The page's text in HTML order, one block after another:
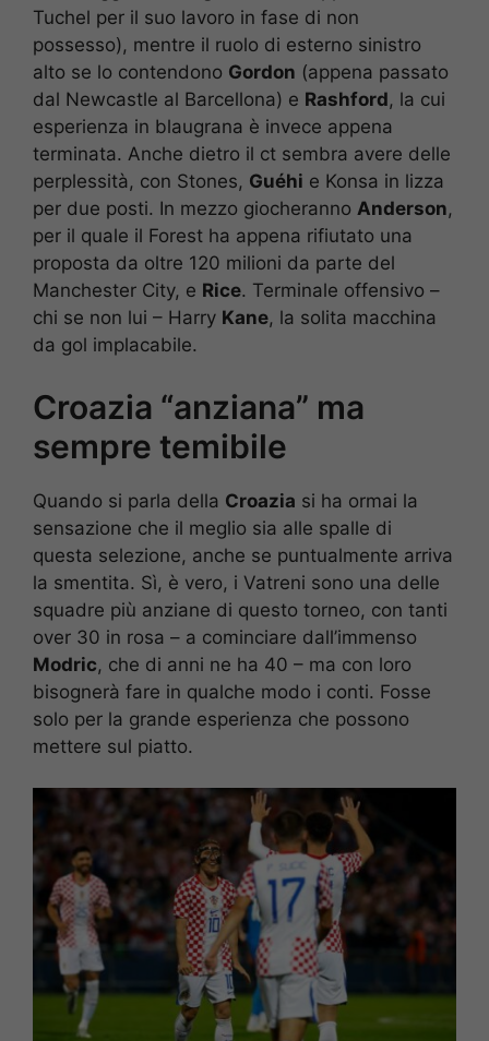
Tuchel per il suo lavoro in fase di non
possesso), mentre il ruolo di esterno sinistro
alto se lo contendono Gordon (appena passato
dal Newcastle al Barcellona) e Rashford, la cui
esperienza in blaugrana è invece appena
terminata. Anche dietro il ct sembra avere delle
perplessità, con Stones, Guéhi e Konsa in lizza
per due posti. In mezzo giocheranno Anderson,
per il quale il Forest ha appena rifiutato una
proposta da oltre 120 milioni da parte del
Manchester City, e Rice. Terminale offensivo –
chi se non lui – Harry Kane, la solita macchina
da gol implacabile.
Croazia “anziana” ma
sempre temibile
Quando si parla della Croazia si ha ormai la
sensazione che il meglio sia alle spalle di
questa selezione, anche se puntualmente arriva
la smentita. Sì, è vero, i Vatreni sono una delle
squadre più anziane di questo torneo, con tanti
over 30 in rosa – a cominciare dall’immenso
Modric, che di anni ne ha 40 – ma con loro
bisognerà fare in qualche modo i conti. Fosse
solo per la grande esperienza che possono
mettere sul piatto.